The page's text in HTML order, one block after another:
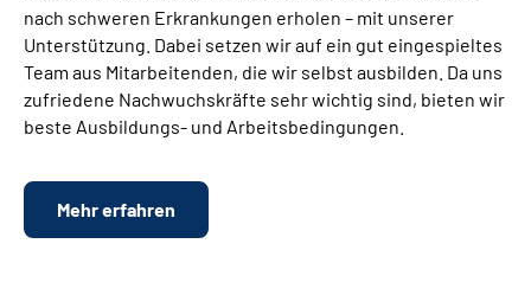
nach schweren Erkrankungen erholen – mit unserer
Unterstützung. Dabei setzen wir auf ein gut eingespieltes
Team aus Mitarbeitenden, die wir selbst ausbilden. Da uns
zufriedene Nachwuchskräfte sehr wichtig sind, bieten wir
beste Ausbildungs- und Arbeitsbedingungen.
Mehr erfahren